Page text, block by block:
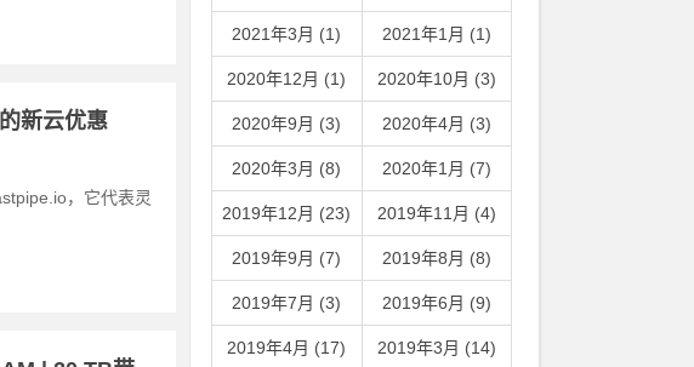
新云优惠
，它代表灵
2021年3月 (1) 2021年1月 (1)
2020年12月 (1) 2020年10月 (3)
2020年9月 (3) 2020年4月 (3)
2020年3月 (8) 2020年1月 (7)
2019年12月 (23) 2019年11月 (4)
2019年9月 (7) 2019年8月 (8)
2019年7月 (3) 2019年6月 (9)
2019年4月 (17) 2019年3月 (14)